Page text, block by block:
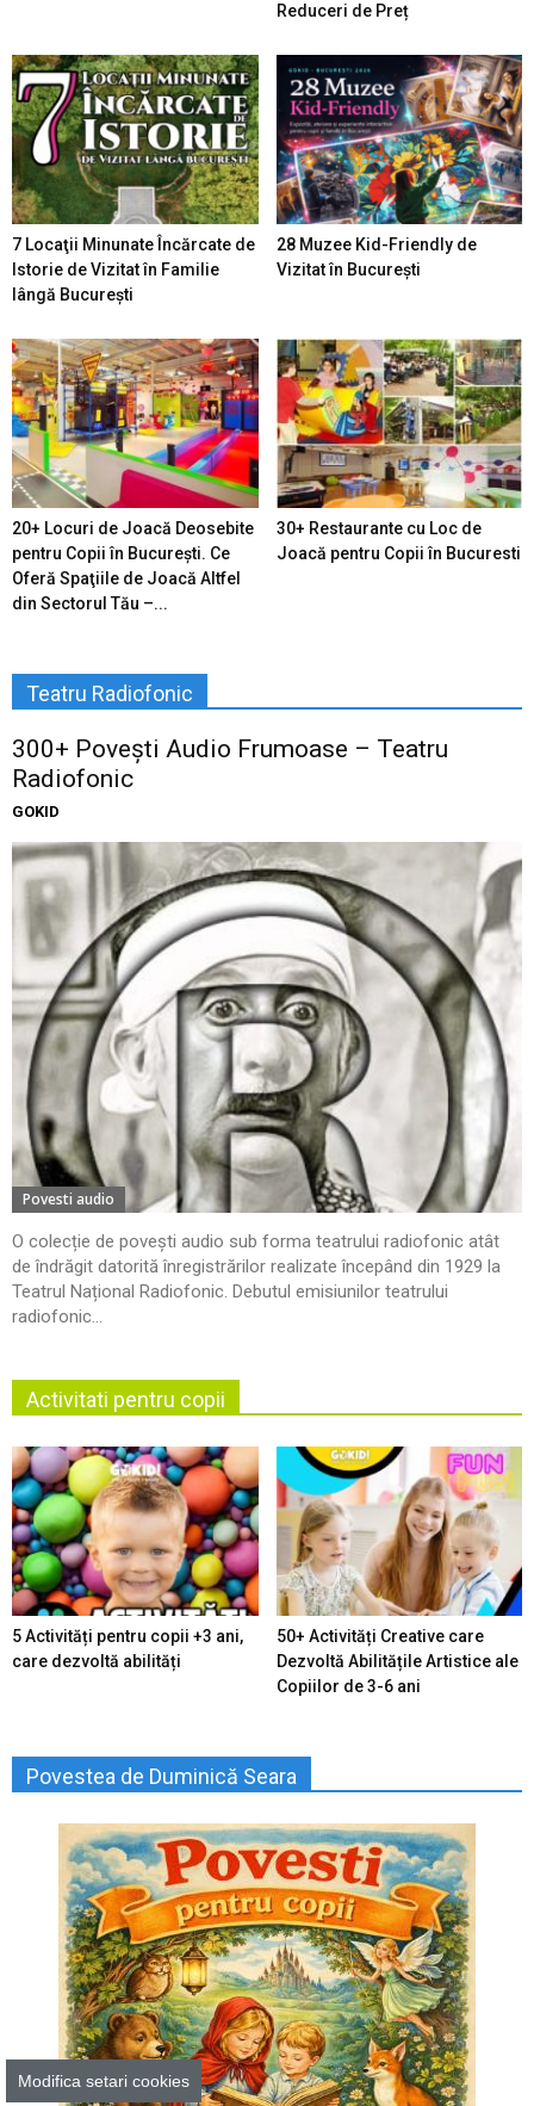
Reduceri de Preț
7 Locaţii Minunate Încărcate de
Istorie de Vizitat în Familie
lângă București
28 Muzee Kid-Friendly de
Vizitat în București
20+ Locuri de Joacă Deosebite
pentru Copii în Bucureşti. Ce
Oferă Spaţiile de Joacă Altfel
din Sectorul Tău –...
30+ Restaurante cu Loc de
Joacă pentru Copii în Bucuresti
Teatru Radiofonic
300+ Povești Audio Frumoase – Teatru
Radiofonic
GOKID
Povesti audio
O colecție de povești audio sub forma teatrului radiofonic atât
de îndrăgit datorită înregistrărilor realizate începând din 1929 la
Teatrul Național Radiofonic. Debutul emisiunilor teatrului
radiofonic...
Activitati pentru copii
5 Activități pentru copii +3 ani,
care dezvoltă abilități
50+ Activități Creative care
Dezvoltă Abilitățile Artistice ale
Copiilor de 3-6 ani
Povestea de Duminică Seara
Modifica setari cookies